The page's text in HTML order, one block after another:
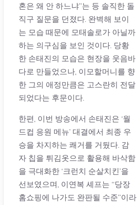
혼은 왜 안 하느냐”는 등 솔직한 돌
직구 질문을 던졌다. 완벽해 보이
는 모습 때문에 모태솔로가 아닐까
하는 의구심을 보인 것이다. 당황
한 손태진의 모습은 현장을 웃음바
다로 만들었으나, 이모할머니를 향
한 그의 애정만큼은 고스란히 전달
되었다는 후문이다.
한편, 이번 방송에서 손태진은 ‘월
드컵 응원 메뉴’ 대결에서 최종 우
승을 차지하는 쾌거를 거뒀다. 감
자 칩을 튀김옷으로 활용해 바삭함
을 극대화한 ‘크런치 순살치킨’을
선보였으며, 이연복 셰프는 “당장
홈쇼핑에 나가도 완판될 수준”이라